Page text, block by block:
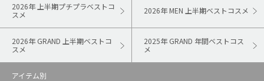
2026年 上半期プチプラベストコ
スメ
2026年 MEN 上半期ベストコスメ
2026年 GRAND 上半期ベストコ
スメ
2025年 GRAND 年間ベストコス
メ
アイテム別